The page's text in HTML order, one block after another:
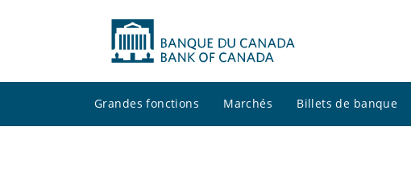
Grandes fonctions Marchés Billets de banque